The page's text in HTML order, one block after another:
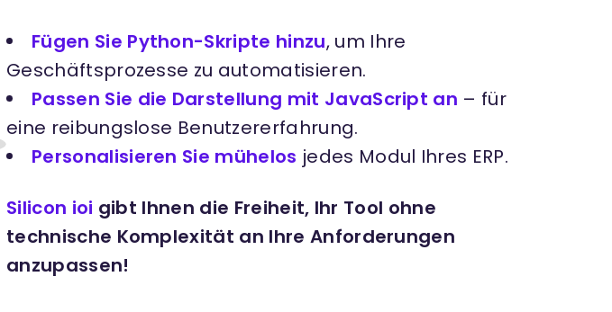
Fügen Sie Python-Skripte hinzu, um Ihre
Geschäftsprozesse zu automatisieren.
Passen Sie die Darstellung mit JavaScript an – für
eine reibungslose Benutzererfahrung.
Personalisieren Sie mühelos jedes Modul Ihres ERP.
Silicon ioi gibt Ihnen die Freiheit, Ihr Tool ohne
technische Komplexität an Ihre Anforderungen
anzupassen!